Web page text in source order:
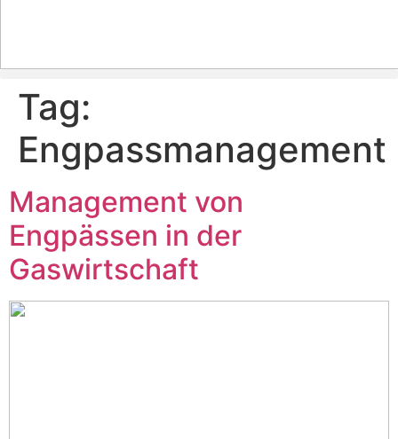
Tag:
Engpassmanagement
Management von
Engpässen in der
Gaswirtschaft